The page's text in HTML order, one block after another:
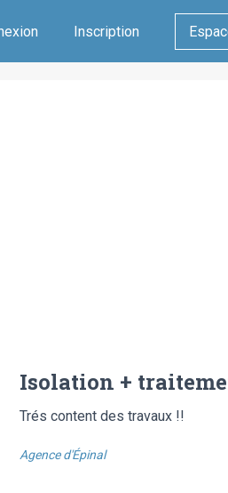
Inscription
Isolation +
Trés content des travaux !!
Agence d'Épinal